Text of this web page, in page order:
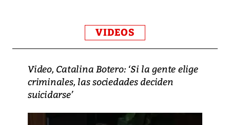
VIDEOS
Video, Catalina Botero: ‘Si la gente elige
criminales, las sociedades deciden
suicidarse’